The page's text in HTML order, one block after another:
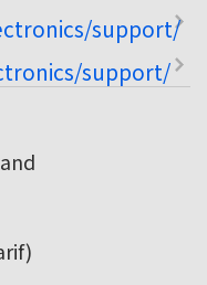
support/
support/